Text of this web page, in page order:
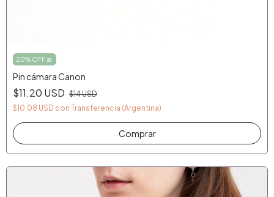
20% OFF 🎀
Pin cámara Canon
$11.20 USD $14 USD
$10.08 USD con Transferencia (Argentina)